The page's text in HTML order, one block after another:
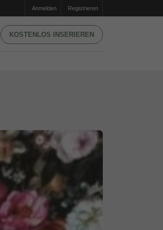
Anmelden Registrieren
KOSTENLOS INSERIEREN